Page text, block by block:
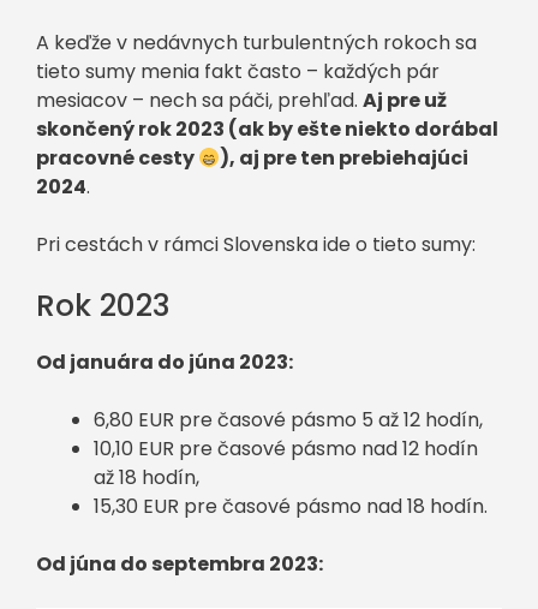
A keďže v nedávnych turbulentných rokoch sa
tieto sumy menia fakt často – každých pár
mesiacov – nech sa páči, prehľad. Aj pre už
skončený rok 2023 (ak by ešte niekto dorábal
pracovné cesty
), aj pre ten prebiehajúci
2024.
Pri cestách v rámci Slovenska ide o tieto sumy:
Rok 2023
Od januára do júna 2023:
6,80 EUR pre časové pásmo 5 až 12 hodín,
10,10 EUR pre časové pásmo nad 12 hodín
až 18 hodín,
15,30 EUR pre časové pásmo nad 18 hodín.
Od júna do septembra 2023: